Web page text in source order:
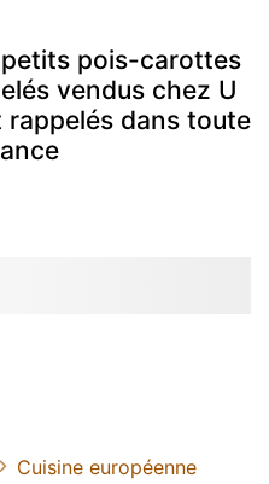
petits pois-carottes
vendus chez U
rappelés dans toute
Cuisine européenne